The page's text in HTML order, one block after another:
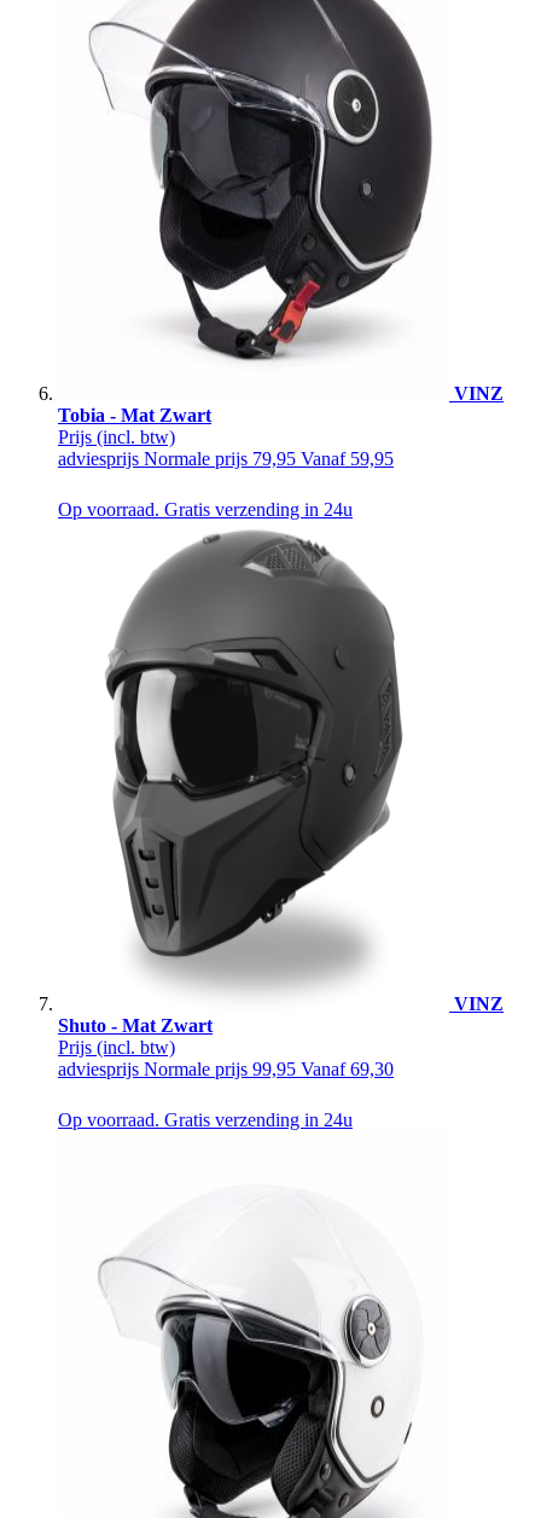
VINZ
Tobia - Mat Zwart
Prijs (incl. btw)
adviesprijs Normale prijs 79,95 Vanaf 59,95
Op voorraad. Gratis verzending in 24u
VINZ
Shuto - Mat Zwart
Prijs (incl. btw)
adviesprijs Normale prijs 99,95 Vanaf 69,30
Op voorraad. Gratis verzending in 24u